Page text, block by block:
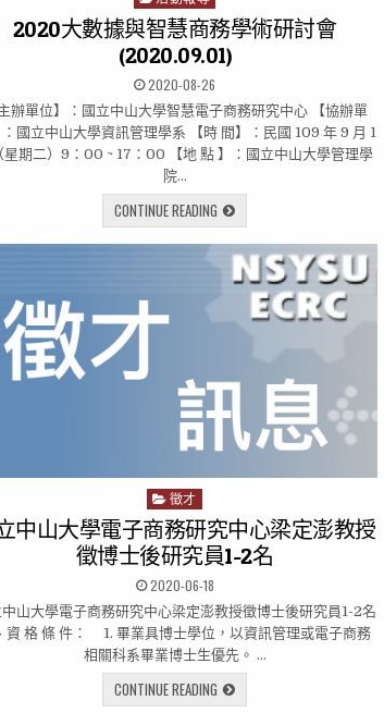
o
s
t
e
d
i
n
2020大數據與智慧商務學術研討會
(2020.09.01)
2020-08-26
主辦單位】：國立中山大學智慧電子商務研究中心 【協辦單
國立中山大學資訊管理學系 【時 間】：民國 109 年 9 月 1
星期二）9：00 ~ 17：00 【地 點 】：國立中山大學管理學
院…
CONTINUE READING
P
o
s
t
e
d
i
n
徵才
中山大學電子商務研究中心梁定澎教授
徵博士後研究員1-2名
2020-06-18
中山大學電子商務研究中心梁定澎教授徵博士後研究員1-2名
資 格 條 件： 1. 畢業具博士學位，以資訊管理或電子商務
相關科系畢業博士生優先。 …
CONTINUE READING